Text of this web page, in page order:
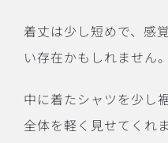
着丈は少し短めで、感
い存在かもしれません。
中に着たシャツを少し
全体を軽く見せてくれま